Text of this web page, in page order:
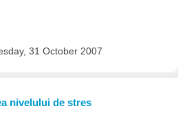
31 October 2007
nivelului de stres